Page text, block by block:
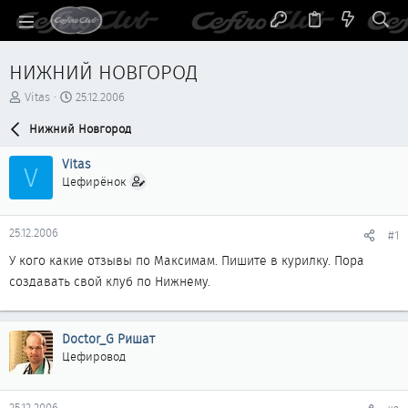
НИЖНИЙ НОВГОРОД
А
р
т
м
ы
Vitas
Д
т
н
а
ч
а
25.12.2006
Нижний Новгород
V Vitas
Цефирёнок
25.12.2006 #1
У кого какие отзывы по Максимам. Пишите в курилку. Пора
создавать свой клуб по Нижнему.
Doctor_G Ришат
Цефировод